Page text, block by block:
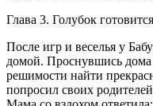
Глава 3. Голубок
После игр и веселья у
домой. Проснувшись
решимости найти
попросил своих